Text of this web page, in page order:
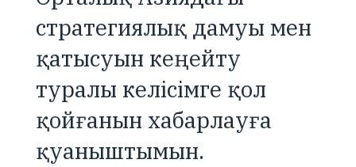
стратегиялық дамуы мен
қатысуын кеңейту
туралы келісімге қол
қойғанын хабарлауға
қуаныштымын.